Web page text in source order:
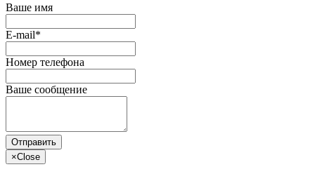
Ваше имя
E-mail*
Номер телефона
Ваше сообщение
Отправить
×Close